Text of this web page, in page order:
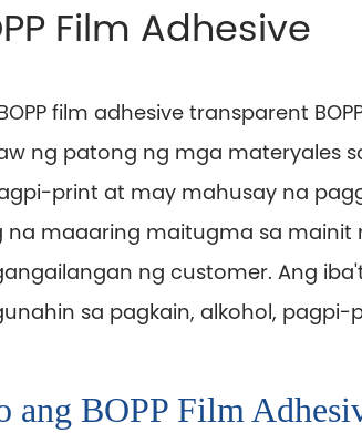
Film Adhesive
film adhesive transparent
ng patong ng mga materyales
print at may mahusay na
na maaaring maitugma sa
ng customer. Ang
sa pagkain, alkohol,
ang BOPP Film